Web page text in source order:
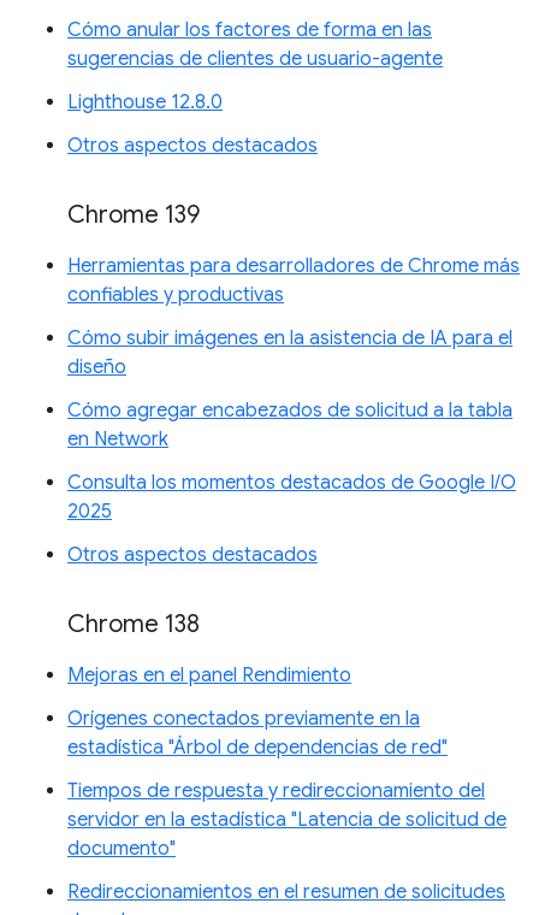
Cómo anular los factores de forma en las
sugerencias de clientes de usuario-agente
Lighthouse 12.8.0
Otros aspectos destacados
Chrome 139
Herramientas para desarrolladores de Chrome más
confiables y productivas
Cómo subir imágenes en la asistencia de IA para el
diseño
Cómo agregar encabezados de solicitud a la tabla
en Network
Consulta los momentos destacados de Google I/O
2025
Otros aspectos destacados
Chrome 138
Mejoras en el panel Rendimiento
Orígenes conectados previamente en la
estadística "Árbol de dependencias de red"
Tiempos de respuesta y redireccionamiento del
servidor en la estadística "Latencia de solicitud de
documento"
Redireccionamientos en el resumen de solicitudes